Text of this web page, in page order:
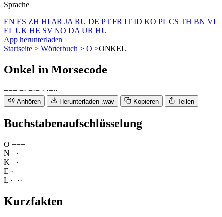
Sprache
EN ES ZH HI AR JA RU DE PT FR IT ID KO PL CS TH BN VI
EL UK HE SV NO DA UR HU
App herunterladen
Startseite > Wörterbuch > O >ONKEL
Onkel in Morsecode
−−− −· −·− · ·−··
Anhören Herunterladen .wav Kopieren Teilen
Buchstabenaufschlüsselung
O −−−
N −·
K −·−
E ·
L ·−··
Kurzfakten